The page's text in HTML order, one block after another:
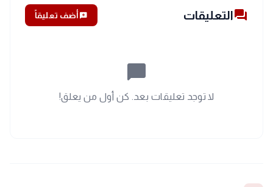
forumالتعليقات add_commentأضف تعليقاً
chat_bubble_outline
لا توجد تعليقات بعد. كن أول من يعلق!